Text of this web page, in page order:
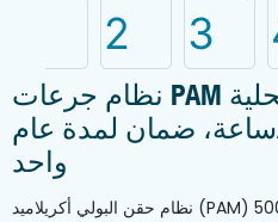
نظام جرعات PAM أوتوماتيكي، محطة تحلية
500 لتر/ساعة، ضمان لمدة عام
واحد
نظام حقن البولي أكريلاميد (PAM) الأوتوماتيكي لتحلية المياه بسعة 500